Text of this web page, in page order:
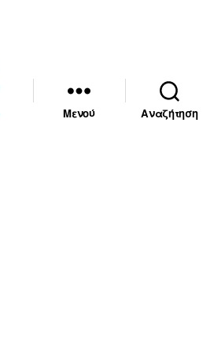
Μενού Αναζήτηση